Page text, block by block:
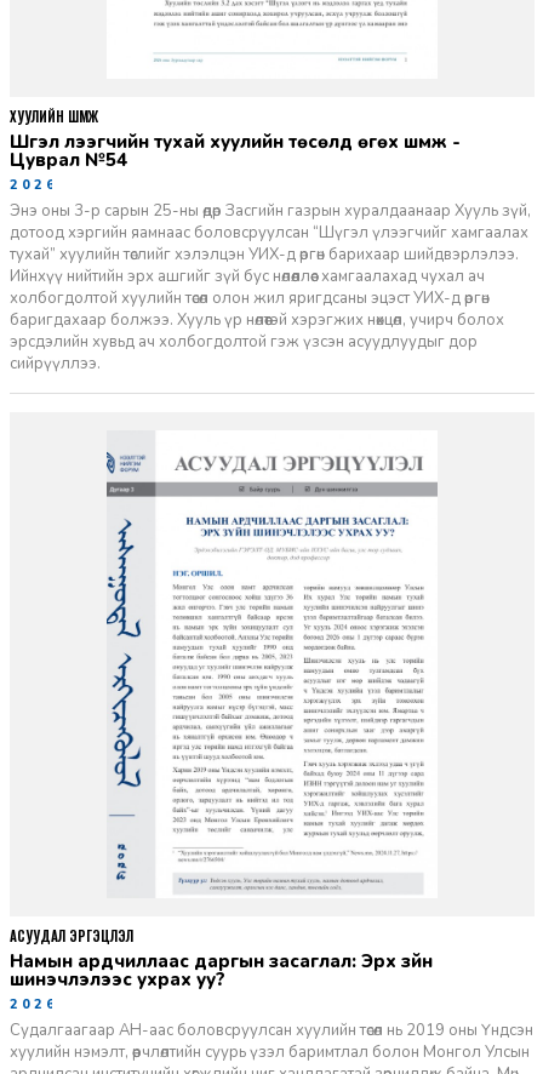
Шүгэл үлээгчийн тухай хуулийн төсөлд өгөх шүүмж -
Цуврал №54
2026-07-27
Энэ оны 3-р сарын 25-ны өдөр Засгийн газрын хуралдаанаар Хууль зүй,
дотоод хэргийн яамнаас боловсруулсан “Шүгэл үлээгчийг хамгаалах
тухай” хуулийн төслийг хэлэлцэн УИХ-д өргөн барихаар шийдвэрлэлээ.
Ийнхүү нийтийн эрх ашгийг зүй бус нөлөөллөөс хамгаалахад чухал ач
холбогдолтой хуулийн төсөл олон жил яригдсаны эцэст УИХ-д өргөн
баригдахаар болжээ. Хууль үр нөлөөтэй хэрэгжих нөхцөл, учирч болох
эрсдэлийн хувьд ач холбогдолтой гэж үзсэн асуудлуудыг дор
сийрүүллээ.
ХУУЛИЙН ШҮҮМЖ
Намын ардчиллаас даргын засаглал: Эрх зүйн
шинэчлэлээс ухрах уу?
2026-07-08
Судалгаагаар АН-аас боловсруулсан хуулийн төсөл нь 2019 оны Үндсэн
хуулийн нэмэлт, өөрчлөлтийн суурь үзэл баримтлал болон Монгол Улсын
АСУУДАЛ ЭРГЭЦҮҮЛЭЛ